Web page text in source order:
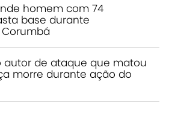
homem com 74
base durante
autor de ataque que matou
morre durante ação do